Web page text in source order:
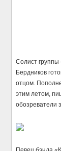
Солист
Бердников
отцом.
этим летом,
обозреватели